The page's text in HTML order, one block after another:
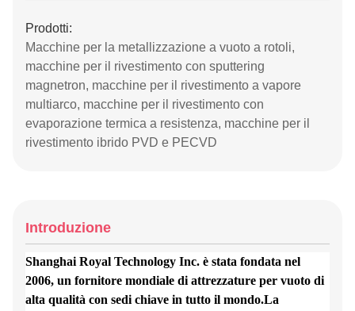
Prodotti:
Macchine per la metallizzazione a vuoto a rotoli,
macchine per il rivestimento con sputtering
magnetron, macchine per il rivestimento a vapore
multiarco, macchine per il rivestimento con
evaporazione termica a resistenza, macchine per il
rivestimento ibrido PVD e PECVD
Introduzione
Shanghai Royal Technology Inc. è stata fondata nel
2006, un fornitore mondiale di attrezzature per vuoto di
alta qualità con sedi chiave in tutto il mondo.La